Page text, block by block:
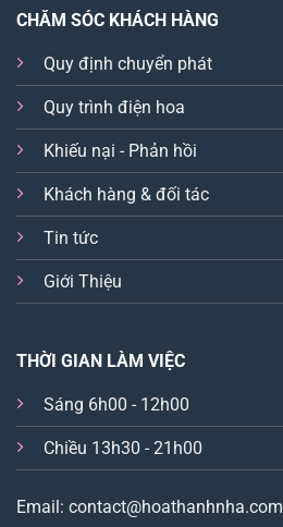
CHĂM SÓC KHÁCH HÀNG
Quy định chuyển phát
Quy trình điện hoa
Khiếu nại - Phản hồi
Khách hàng & đối tác
Tin tức
Giới Thiệu
THỜI GIAN LÀM VIỆC
Sáng 6h00 - 12h00
Chiều 13h30 - 21h00
Email: contact@hoathanhnha.com